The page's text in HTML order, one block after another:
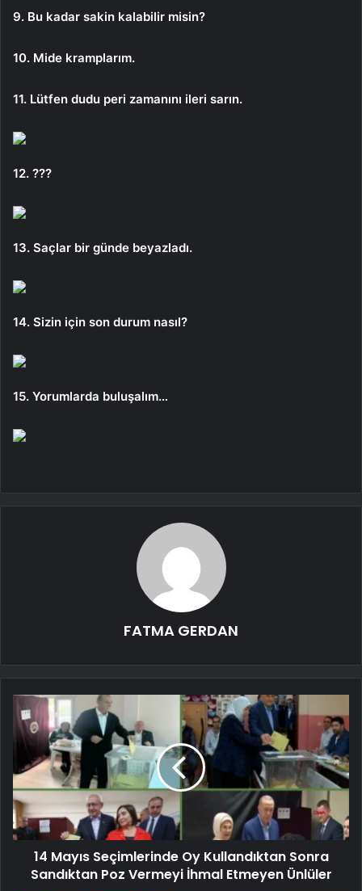
9. Bu kadar sakin kalabilir misin?
10. Mide kramplarım.
11. Lütfen dudu peri zamanını ileri sarın.
12. ???
13. Saçlar bir günde beyazladı.
14. Sizin için son durum nasıl?
15. Yorumlarda buluşalım…
FATMA GERDAN
14 Mayıs Seçimlerinde Oy Kullandıktan Sonra
Sandıktan Poz Vermeyi İhmal Etmeyen Ünlüler